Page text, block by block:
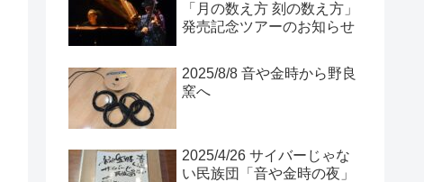
「月の数え方 刻の数え方」
発売記念ツアーのお知らせ
2025/8/8 音や金時から野良
窯へ
2025/4/26 サイバーじゃな
い民族団「音や金時の夜」